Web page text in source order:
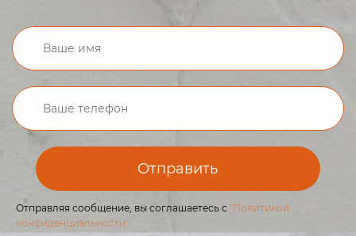
Отправить
Отправляя сообщение, вы соглашаетесь с "Политикой
конфиденциальности"